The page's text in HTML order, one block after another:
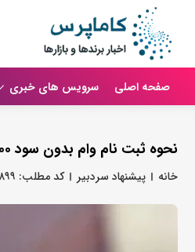
صفحه اصلی سرویس های خبری
نحوه ثبت نام وام بدون سود 300 میلیون تومانی بانک کشاورزی با اقساط 9 میلیونی
خانه پیشنهاد سردبیر کد مطلب: ۲۵۷۸۹۹